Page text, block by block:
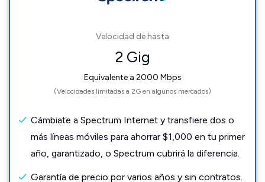
Velocidad de hasta
2 Gig
Equivalente a 2000 Mbps
(Velocidades limitadas a 2G en algunos mercados)
Cámbiate a Spectrum Internet y transfiere dos o
más líneas móviles para ahorrar $1,000 en tu primer
año, garantizado, o Spectrum cubrirá la diferencia.
Garantía de precio por varios años y sin contratos.